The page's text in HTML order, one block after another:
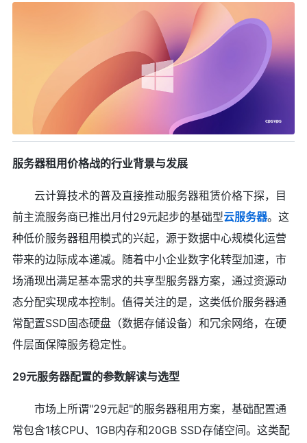
服务器租用价格战的行业背景与发展
云计算技术的普及直接推动服务器租赁价格下探，目
前主流服务商已推出月付29元起步的基础型云服务器。这
种低价服务器租用模式的兴起，源于数据中心规模化运营
带来的边际成本递减。随着中小企业数字化转型加速，市
场涌现出满足基本需求的共享型服务器方案，通过资源动
态分配实现成本控制。值得关注的是，这类低价服务器通
常配置SSD固态硬盘（数据存储设备）和冗余网络，在硬
件层面保障服务稳定性。
29元服务器配置的参数解读与选型
市场上所谓"29元起"的服务器租用方案，基础配置通
常包含1核CPU、1GB内存和20GB SSD存储空间。这类配